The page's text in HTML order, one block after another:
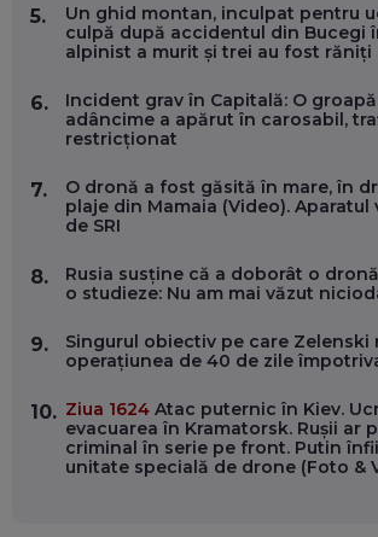
DOINA VÎLCEANU, CONTENTSPEED:
ÎNVAȚĂ AEO ȘI GEO!
EP. 55
OLIVIU MATEI, HOLISUN: SOFTWARE
WASHINGTON, OCHELARI
EP. 54
PROCESE, DAR CE FACEM CÂND
INSTITUȚIILE STATULUI?
EP. 53
VOICU OPREAN (AROBS): CUM
TA LOCALĂ - ȘI CE SĂ DAI ÎNAPOI
EP. 52
ROBERT GRAUR, FOMO: SPEAKERUL
5.
Un ghid montan, inculpat pentru
culpă după accidentul din Bucegi
alpinist a murit și trei au fost răniți
6.
Incident grav în Capitală: O
adâncime a apărut în carosabil,
restricționat
7.
O dronă a fost găsită în mare, în
plaje din Mamaia (Video). Aparatul
de SRI
8.
Rusia susține că a doborât o
o studieze: Nu am mai văzut
9.
Singurul obiectiv pe care Zelenski
operațiunea de 40 de zile
10. Ziua 1624 Atac puternic în Kiev.
evacuarea în Kramatorsk. Rușii ar
criminal în serie pe front. Putin
unitate specială de drone (Foto &